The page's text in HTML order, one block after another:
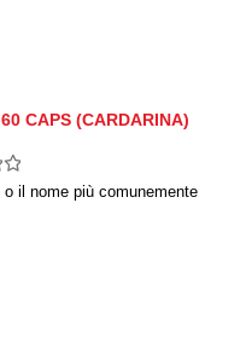
CAPS (CARDARINA)
il nome più comunemente